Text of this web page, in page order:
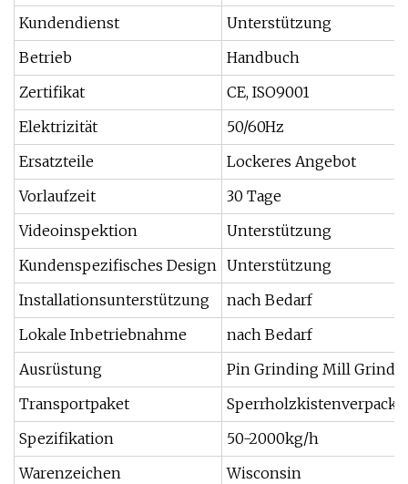
Kundendienst
Unterstützung
Betrieb
Handbuch
Zertifikat
CE, ISO9001
Elektrizität
50/60Hz
Ersatzteile
Lockeres Angebot
Vorlaufzeit
30 Tage
Videoinspektion
Unterstützung
Kundenspezifisches Design Unterstützung
Installationsunterstützung
nach Bedarf
Lokale Inbetriebnahme
nach Bedarf
Ausrüstung
Pin Grinding Mill
Transportpaket
Spezifikation
50-2000kg/h
Warenzeichen
Wisconsin